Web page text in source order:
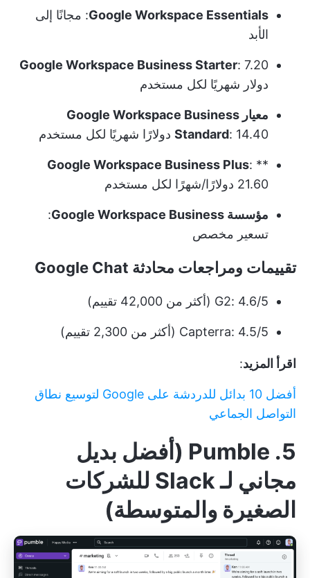
Google Workspace Essentials: مجانًا إلى
الأبد
Google Workspace Business Starter: 7.20
دولار شهريًا لكل مستخدم
معيار Google Workspace Business
Standard: 14.40 دولارًا شهريًا لكل مستخدم
Google Workspace Business Plus: **
21.60 دولارًا/شهرًا لكل مستخدم
مؤسسة Google Workspace Business
:
تسعير مخصص
تقييمات ومراجعات محادثة Google Chat
G2: 4.6/5 (أكثر من 42,000 تقييم)
Capterra: 4.5/5 (أكثر من 2,300 تقييم)
اقرأ المزيد:
أفضل 10 بدائل للدردشة على Google لتوسيع نطاق
التواصل الجماعي
5. Pumble (أفضل بديل
مجاني لـ Slack للشركات
الصغيرة والمتوسطة)